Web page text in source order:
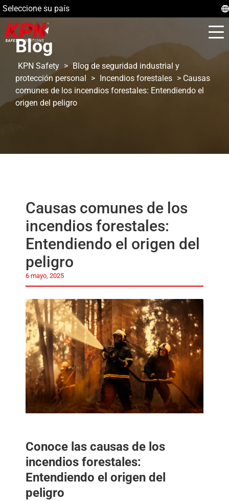
Seleccione su país
Blog
KPN Safety > Blog de seguridad industrial y
protección personal > Incendios forestales > Causas
comunes de los incendios forestales: Entendiendo el
origen del peligro
Causas comunes de los
incendios forestales:
Entendiendo el origen del
peligro
6 mayo, 2025
Conoce las causas de los
incendios forestales:
Entendiendo el origen del
peligro